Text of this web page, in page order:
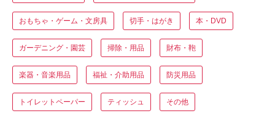
おもちゃ・ゲーム・文房具 切手・はがき 本・DVD
ガーデニング・園芸 掃除・用品 財布・鞄
楽器・音楽用品 福祉・介助用品 防災用品
トイレットペーパー ティッシュ その他